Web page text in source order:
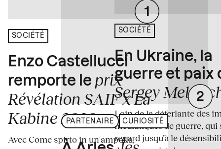
SOCIÉTÉ
Enzo Castellucci
remporte le prix
Révélation SAIF x La
Kabine 2026
Avec Come spirto in un'ampolla,
PARTENAIRE CURIOSITÉ
SOCIÉTÉ
En Ukraine, la
guerre et paix
Sergey
Loin de la déferlante des
médiatiques de guerre, qui
regard jusqu’à le